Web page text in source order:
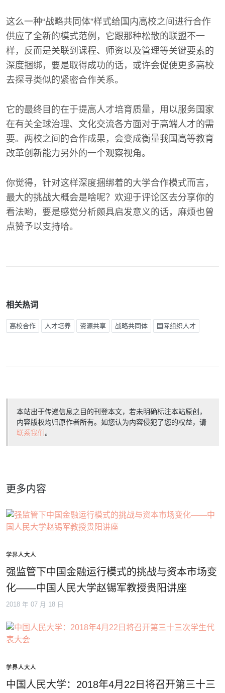
这么一种“战略共同体”样式给国内高校之间进行合作
供应了全新的模式范例，它跟那种松散的联盟不一
样，反而是关联到课程、师资以及管理等关键要素的
深度捆绑，要是取得成功的话，或许会促使更多高校
去探寻类似的紧密合作关系。
它的最终目的在于提高人才培育质量，用以服务国家
在有关全球治理、文化交流各方面对于高端人才的需
要。两校之间的合作成果，会变成衡量我国高等教育
改革创新能力另外的一个观察视角。
你觉得，针对这样深度捆绑着的大学合作模式而言，
最大的挑战大概会是啥呢？欢迎于评论区去分享你的
看法哟，要是感觉分析颇具启发意义的话，麻烦也曾
点赞予以支持哈。
相关热词
高校合作 人才培养 资源共享 战略共同体 国际组织人才
本站出于传递信息之目的刊登本文，若未明确标注本站原创，
内容版权均归原作者所有。如您认为内容侵犯了您的权益，请
联系我们。
更多内容
学界人大人
强监管下中国金融运行模式的挑战与资本市场变
化——中国人民大学赵锡军教授贵阳讲座
2018 年 07 月 18 日
学界人大人
中国人民大学：2018年4月22日将召开第三十三